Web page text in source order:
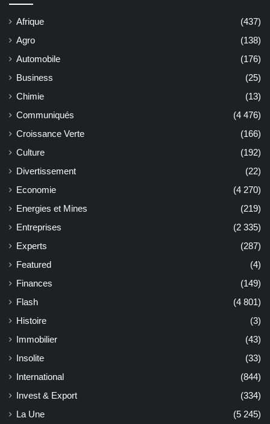
Afrique
(437)
Agro
(138)
Automobile
(176)
Business
(25)
Chimie
(13)
Communiqués
(4 476)
Croissance Verte
(166)
Culture
(192)
Divertissement
(22)
Economie
(4 270)
Energies et Mines
(219)
Entreprises
(2 335)
Experts
(287)
Featured
(4)
Finances
(149)
Flash
(4 801)
Histoire
(3)
Immobilier
(43)
Insolite
(33)
International
(844)
Invest & Export
(334)
La Une
(5 245)